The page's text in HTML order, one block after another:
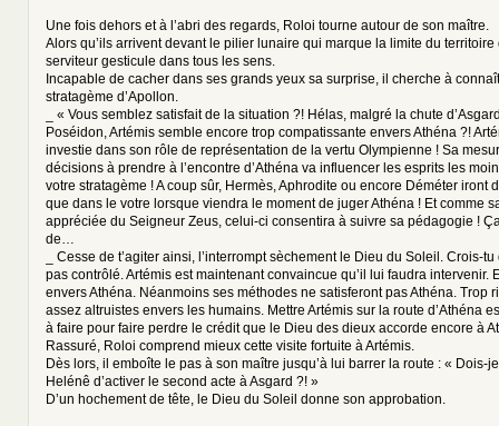
Une fois dehors et à l’abri des regards, Roloi tourne autour de son maître.
Alors qu’ils arrivent devant le pilier lunaire qui marque la limite du territoire
serviteur gesticule dans tous les sens.
Incapable de cacher dans ses grands yeux sa surprise, il cherche à
stratagème d’Apollon.
_ « Vous semblez satisfait de la situation ?! Hélas, malgré la chute
Poséidon, Artémis semble encore trop compatissante envers Athéna ?!
investie dans son rôle de représentation de la vertu Olympienne ! Sa
décisions à prendre à l’encontre d’Athéna va influencer les esprits les
votre stratagème ! A coup sûr, Hermès, Aphrodite ou encore Déméter iront
que dans le votre lorsque viendra le moment de juger Athéna ! Et comme
appréciée du Seigneur Zeus, celui-ci consentira à suivre sa pédagogie !
de…
_ Cesse de t’agiter ainsi, l’interrompt sèchement le Dieu du Soleil. Crois-tu
pas contrôlé. Artémis est maintenant convaincue qu’il lui faudra intervenir.
envers Athéna. Néanmoins ses méthodes ne satisferont pas Athéna. Trop
assez altruistes envers les humains. Mettre Artémis sur la route d’Athéna
à faire pour faire perdre le crédit que le Dieu des dieux accorde encore à
Rassuré, Roloi comprend mieux cette visite fortuite à Artémis.
Dès lors, il emboîte le pas à son maître jusqu’à lui barrer la route : « Dois-
Helénê d’activer le second acte à Asgard ?! »
D’un hochement de tête, le Dieu du Soleil donne son approbation.